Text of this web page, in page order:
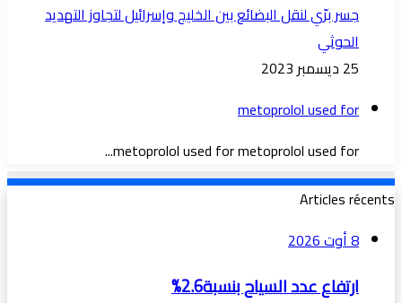
جسر برّي لنقل البضائع بين الخليج وإسرائيل لتجاوز التهديد
الحوثي
25 ديسمبر 2023
metoprolol used for
metoprolol used for metoprolol used for...
Articles récents
8 أوت 2026
ارتفاع عدد السياح بنسبة2.6%